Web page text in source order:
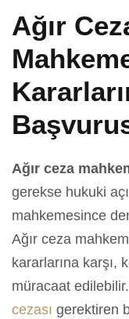
Ağır
Ağır ceza
gerekse hukuki
mahkemesince
Ağır ceza
kararlarına karşı,
müracaat
cezası gerektiren